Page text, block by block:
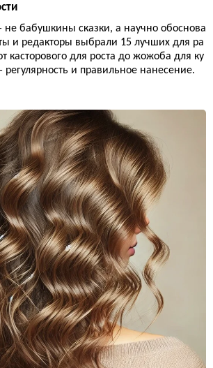
бабушкины сказки, а научно обоснова
и редакторы выбрали 15 лучших для ра
касторового для роста до жожоба для ку
и правильное нанесение.